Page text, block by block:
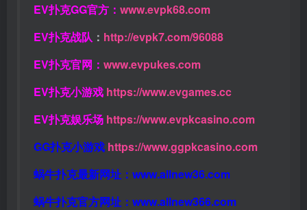
EV扑克GG官方： www.evpk68.com
EV扑克战队 ： http://evpk7.com/96088
EV扑克官网： www.evpukes.com
EV扑克小游戏 https://www.evgames.cc
EV扑克娱乐场 https://www.evpkcasino.com
GG扑克小游戏 https://www.ggpkcasino.com
蜗牛扑克最新网址： www.allnew36.com
蜗牛扑克官方网址： www.allnew366.com